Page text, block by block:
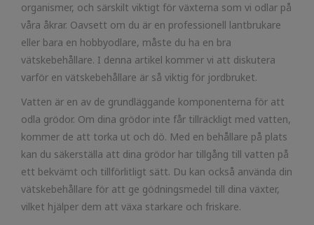
organismer, och särskilt viktigt för växterna som vi odlar på
våra åkrar. Oavsett om du är en professionell lantbrukare
eller bara en hobbyodlare, måste du ha en bra
vätskebehållare. I denna artikel kommer vi att diskutera
varför en vätskebehållare är så viktig för jordbruket.
Vatten är en av de grundläggande komponenterna för att
odla grödor. Om dina grödor inte får tillräckligt med vatten,
kommer de att torka ut och dö. Med en behållare på plats
kan du säkerställa att dina grödor har tillgång till vatten på
ett bekvämt och tillförlitligt sätt. Du kan också använda din
vätskebehållare för att ge gödningsmedel till dina växter,
vilket hjälper dem att växa starkare och friskare.